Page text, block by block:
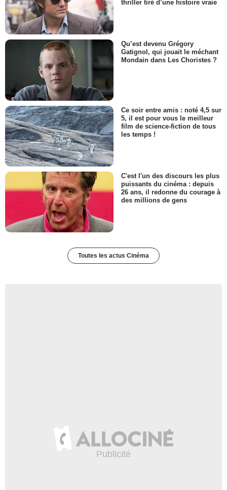
thriller tiré d’une histoire vraie
Qu’est devenu Grégory
Gatignol, qui jouait le méchant
Mondain dans Les Choristes ?
Ce soir entre amis : noté 4,5 sur
5, il est pour vous le meilleur
film de science-fiction de tous
les temps !
C'est l'un des discours les plus
puissants du cinéma : depuis
26 ans, il redonne du courage à
des millions de gens
Toutes les actus Cinéma